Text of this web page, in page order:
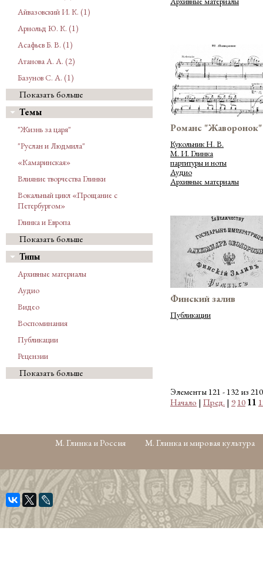
Айвазовский И. К. (1)
Арнольд Ю. К. (1)
Асафьев Б. В. (1)
Атанова А. А. (2)
Базунов С. А. (1)
Показать больше
Темы
"Жизнь за царя"
"Руслан и Людмила"
«Камаринская»
Влияние творчества Глинки
Вокальный цикл «Прощание с
Петербургом»
Глинка и Европа
Показать больше
Типы
Архивные материалы
Аудио
Видео
Воспоминания
Публикации
Рецензии
Показать больше
Романс "Жаворонок"
Кукольник Н. В.
М. И. Глинка
партитуры и ноты
Аудио
Архивные материалы
Финский залив
Публикации
Элементы 121 - 132 из 210
Начало | Пред. | 9 10 11
М. Глинка и Россия М. Глинка и мировая культура